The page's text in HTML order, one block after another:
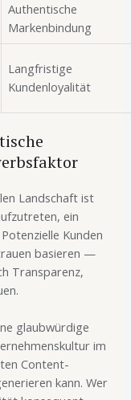
Authentische
Markenbindung
Langfristige
Kundenloyalität
Landschaft ist
ein
Kunden
basieren —
Transparenz,
glaubwürdige
im
Content-
kann. Wer